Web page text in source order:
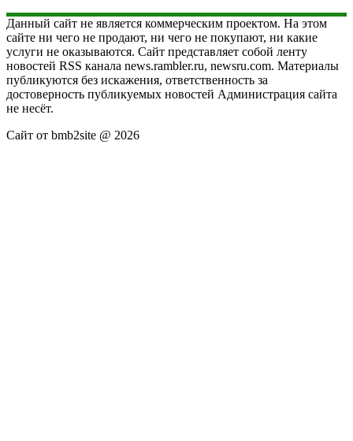
Данный сайт не является коммерческим проектом. На этом
сайте ни чего не продают, ни чего не покупают, ни какие
услуги не оказываются. Сайт представляет собой ленту
новостей RSS канала news.rambler.ru, newsru.com. Материалы
публикуются без искажения, ответственность за
достоверность публикуемых новостей Администрация сайта
не несёт.
Сайт от bmb2site @ 2026